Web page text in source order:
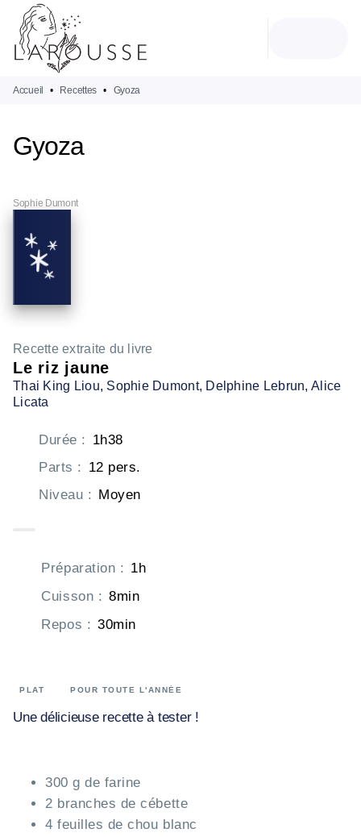
MENU
PIED DE PAGE
Accueil • Recettes • Gyoza
Gyoza
Sophie Dumont
Recette extraite du livre
Le riz jaune
Thai King Liou, Sophie Dumont, Delphine Lebrun, Alice
Licata
Durée : 1h38
Parts : 12 pers.
Niveau : Moyen
Préparation : 1h
Cuisson : 8min
Repos : 30min
PLAT POUR TOUTE L'ANNÉE
Une délicieuse recette à tester !
300 g de farine
2 branches de cébette
4 feuilles de chou blanc